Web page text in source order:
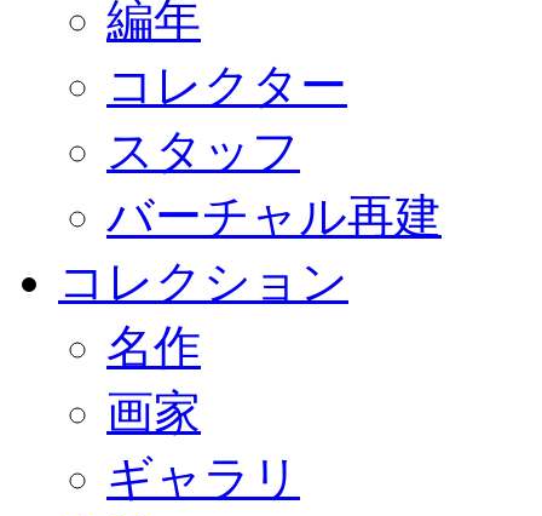
編年
コレクター
スタッフ
バーチャル再建
コレクション
名作
画家
ギャラリ